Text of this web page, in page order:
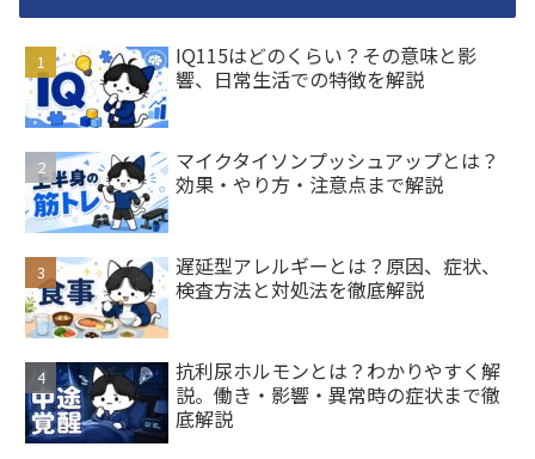
IQ115はどのくらい？その意味と影
響、日常生活での特徴を解説
マイクタイソンプッシュアップとは？
効果・やり方・注意点まで解説
遅延型アレルギーとは？原因、症状、
検査方法と対処法を徹底解説
抗利尿ホルモンとは？わかりやすく解
説。働き・影響・異常時の症状まで徹
底解説